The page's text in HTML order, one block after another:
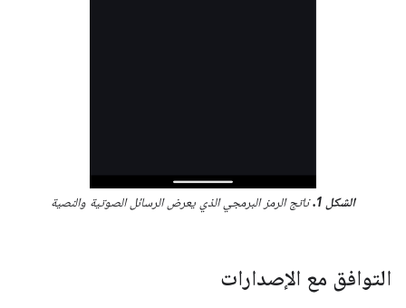
الشكل 1. ناتج الرمز البرمجي الذي يعرض الرسائل الصوتية والنصية
التوافق مع الإصدارات